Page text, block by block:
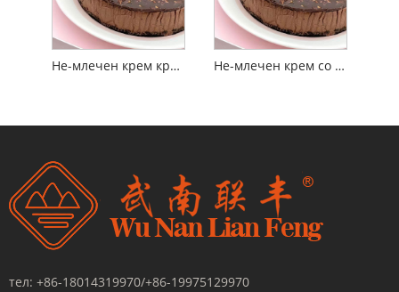
Не-млечен крем крем со силен вкус 20%-30% маснотии Не-млечен крем со маснотии со силен вкус 40%-50%
тел: +86-18014319970/+86-19975129970